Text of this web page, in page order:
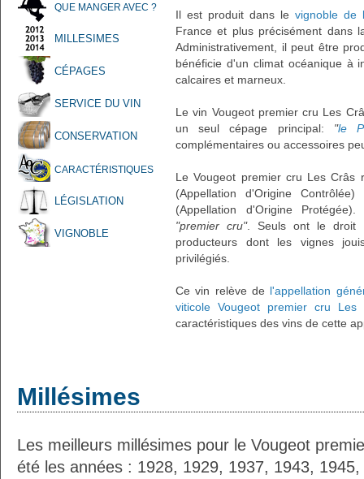
QUE MANGER AVEC ?
MILLESIMES
CÉPAGES
SERVICE DU VIN
CONSERVATION
CARACTÉRISTIQUES
LÉGISLATION
VIGNOBLE
Il est produit dans le vignoble de
France et plus précisément dans
Administrativement, il peut être
bénéficie d'un climat océanique à
calcaires et marneux.
Le vin Vougeot premier cru Les
un seul cépage principal: "le
complémentaires ou accessoires
Le Vougeot premier cru Les Crâs
(Appellation d'Origine
(Appellation d'Origine
"premier cru". Seuls ont le droit
producteurs dont les vignes
privilégiés.
Ce vin relève de l'appellation
viticole Vougeot premier cru Les
caractéristiques des vins de cette
Millésimes
Les meilleurs millésimes pour le Vougeot
été les années : 1928, 1929, 1937, 1943,